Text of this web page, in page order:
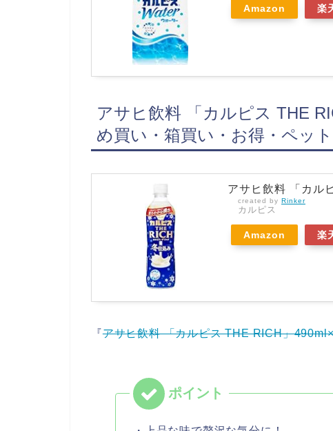
Amazon 楽
アサヒ飲料 「カルピス THE
め買い・箱買い・お得・ペッ
アサヒ飲料 「カル
created by Rinker
カルピス
Amazon 楽
『アサヒ飲料 「カルピス THE RICH」